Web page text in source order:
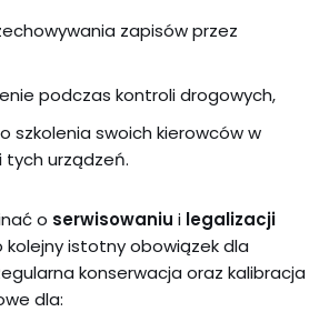
zapisów przez
podczas kontroli drogowych,
szkolenia swoich kierowców w
tych urządzeń.
o serwisowaniu i legalizacji
kolejny istotny obowiązek dla
konserwacja oraz kalibracja
dla: